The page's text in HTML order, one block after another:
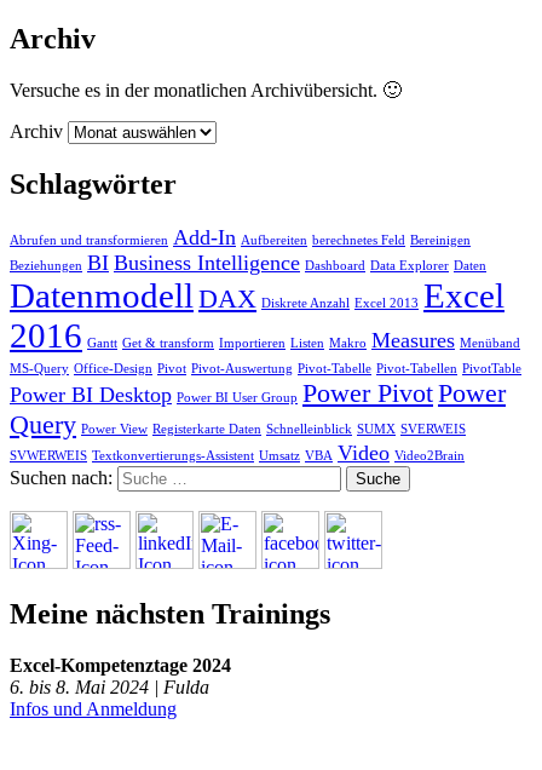
Archiv
Versuche es in der monatlichen Archivübersicht. 🙂
Archiv
Schlagwörter
Abrufen und transformieren Add-In Aufbereiten berechnetes Feld Bereinigen
Beziehungen BI Business Intelligence Dashboard Data Explorer Daten
Datenmodell DAX Diskrete Anzahl Excel 2013 Excel
2016 Gantt Get & transform Importieren Listen Makro Measures Menüband
MS-Query Office-Design Pivot Pivot-Auswertung Pivot-Tabelle Pivot-Tabellen PivotTable
Power BI Desktop Power BI User Group Power PivotPower
Query Power View Registerkarte Daten Schnelleinblick SUMX SVERWEIS
SVWERWEIS Textkonvertierungs-Assistent Umsatz VBA Video Video2Brain
Suchen nach:
Meine nächsten Trainings
Excel-Kompetenztage 2024
6. bis 8. Mai 2024 | Fulda
Infos und Anmeldung